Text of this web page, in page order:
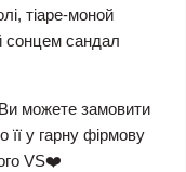
тіаре-моной
сонцем сандал
можете замовити
її у гарну фірмову
VS❤️